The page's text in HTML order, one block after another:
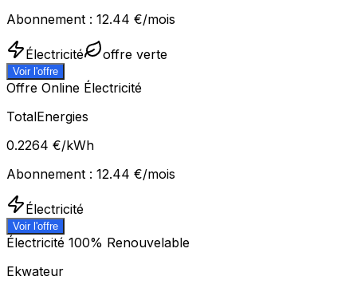
Abonnement : 12.44 €/mois
Électricité offre verte
Voir l'offre
Offre Online Électricité
TotalEnergies
0.2264 €/kWh
Abonnement : 12.44 €/mois
Électricité
Voir l'offre
Électricité 100% Renouvelable
Ekwateur